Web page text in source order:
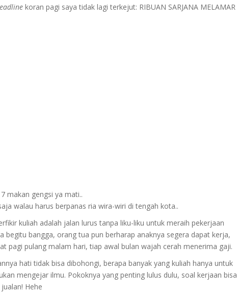
koran pagi saya tidak lagi terkejut: RIBUAN SARJANA MELAMAR
makan gengsi ya mati..
walau harus berpanas ria wira-wiri di tengah kota..
kuliah adalah jalan lurus tanpa liku-liku untuk meraih pekerjaan
begitu bangga, orang tua pun berharap anaknya segera dapat kerja,
pagi pulang malam hari, tiap awal bulan wajah cerah menerima gaji.
hati tidak bisa dibohongi, berapa banyak yang kuliah hanya untuk
mengejar ilmu. Pokoknya yang penting lulus dulu, soal kerjaan bisa
Hehe